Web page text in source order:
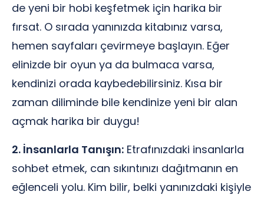
de yeni bir hobi keşfetmek için harika bir
fırsat. O sırada yanınızda kitabınız varsa,
hemen sayfaları çevirmeye başlayın. Eğer
elinizde bir oyun ya da bulmaca varsa,
kendinizi orada kaybedebilirsiniz. Kısa bir
zaman diliminde bile kendinize yeni bir alan
açmak harika bir duygu!
2. İnsanlarla Tanışın: Etrafınızdaki insanlarla
sohbet etmek, can sıkıntınızı dağıtmanın en
eğlenceli yolu. Kim bilir, belki yanınızdaki kişiyle